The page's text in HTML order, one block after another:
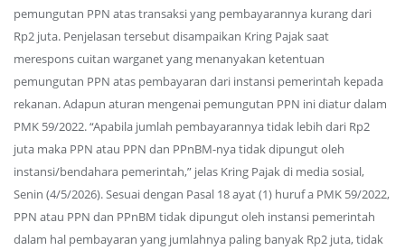
pemungutan PPN atas transaksi yang pembayarannya kurang dari
Rp2 juta. Penjelasan tersebut disampaikan Kring Pajak saat
merespons cuitan warganet yang menanyakan ketentuan
pemungutan PPN atas pembayaran dari instansi pemerintah kepada
rekanan. Adapun aturan mengenai pemungutan PPN ini diatur dalam
PMK 59/2022. “Apabila jumlah pembayarannya tidak lebih dari Rp2
juta maka PPN atau PPN dan PPnBM-nya tidak dipungut oleh
instansi/bendahara pemerintah,” jelas Kring Pajak di media sosial,
Senin (4/5/2026). Sesuai dengan Pasal 18 ayat (1) huruf a PMK 59/2022,
PPN atau PPN dan PPnBM tidak dipungut oleh instansi pemerintah
dalam hal pembayaran yang jumlahnya paling banyak Rp2 juta, tidak